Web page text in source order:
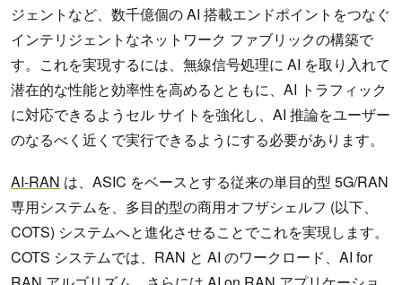
ジェントなど、数千億個の AI 搭載エンドポイントをつなぐ
インテリジェントなネットワーク ファブリックの構築で
す。これを実現するには、無線信号処理に AI を取り入れて
潜在的な性能と効率性を高めるとともに、AI トラフィック
に対応できるようセル サイトを強化し、AI 推論をユーザー
のなるべく近くで実行できるようにする必要があります。
AI-RAN は、ASIC をベースとする従来の単目的型 5G/RAN
専用システムを、多目的型の商用オフザシェルフ (以下、
COTS) システムへと進化させることでこれを実現します。
COTS システムでは、RAN と AI のワークロード、AI for